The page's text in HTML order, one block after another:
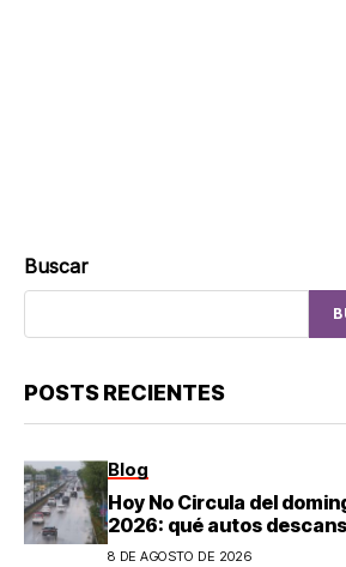
Buscar
POSTS RECIENTES
Blog
Hoy No Circula del
2026: qué autos
salir en CDMX y el
8 DE AGOSTO DE 2026